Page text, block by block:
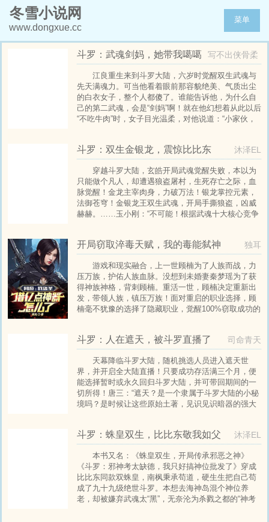
冬雪小说网
www.dongxue.cc
菜单
斗罗：武魂剑妈，她带我噶噶
乱杀
写不出侠骨柔
情
江良重生来到斗罗大陆，六岁时觉醒双生武魂与
先天满魂力。可当他看着眼前那容貌绝美、气质出尘
的白衣女子，整个人都傻了。谁能告诉他，为什么自
己的第二武魂，会是“剑妈”啊！就在他幻想着从此以后
“不吃牛肉”时，女子目光温柔，对他说道：“小家伙，
“可搬山，断江，倒海，降妖，镇魔，敕神，摘星，摧
城，开天！”从此以后，
斗罗：双生金银龙，震惊比比东 沐泽EL
穿越斗罗大陆，玄皓开局武魂觉醒失败，本以为
只能做个凡人，却遭遇狼盗屠村，生死存亡之际，血
脉觉醒！金龙主宰肉身，力破万法！银龙掌控元素，
法御苍穹！金银龙王双生武魂，开局手撕狼盗，凶威
赫赫。……玉小刚：“不可能！根据武魂十大核心竞争
的，紫极魔瞳更是个笑话。”唐昊：“炸环？在他那恐怖
的龙威面前，我连锤子都握不住
开局窃取淬毒天赋，我的毒能弑神 独耳
游戏和现实融合，上一世顾楠为了人族而战，力
压万族，护佑人族血脉。没想到未婚妻秦梦瑶为了获
得神族神格，背刺顾楠。重活一世，顾楠决定重新出
发，带领人族，镇压万族！面对重启的职业选择，顾
楠毫不犹豫的选择了隐藏职业，觉醒100%窃取成功的
斗罗：人在遮天，被斗罗直播了 司命青天
天幕降临斗罗大陆，随机挑选人员进入遮天世
界，并开启全大陆直播！只要成功存活满三个月，便
能选择暂时或永久回归斗罗大陆，并可带回期间的一
切所得！唐三：“遮天？是一个隶属于斗罗大陆的小秘
境吗？是时候让这些原始土著，见识见识暗器的强大
界者，当尽可能的为我武魂殿夺取一切造化与机缘，
若土著有不服者——杀无赦！”
斗罗：蛛皇双生，比比东敬我如父 沐泽EL
本书又名：《蛛皇双生，开局传承邪恶之神》
《斗罗：邪神考太缺德，我只好搞神位批发了》穿成
比比东同款双蛛皇，南枫秉承苟道，硬生生把自己苟
成了九十九级绝世斗罗。本想去海神岛混个神位养
老，却被嫌弃武魂太“黑”，无奈沦为杀戮之都的“神考